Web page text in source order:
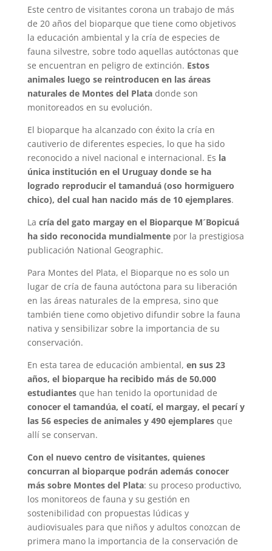
Este centro de visitantes corona un trabajo de más
de 20 años del bioparque que tiene como objetivos
la educación ambiental y la cría de especies de
fauna silvestre, sobre todo aquellas autóctonas que
se encuentran en peligro de extinción. Estos
animales luego se reintroducen en las áreas
naturales de Montes del Platadonde son
monitoreados en su evolución.
El bioparque ha alcanzado con éxito la cría en
cautiverio de diferentes especies, lo que ha sido
reconocido a nivel nacional e internacional. Es la
única institución en el Uruguay donde se ha
logrado reproducir el tamanduá (oso hormiguero
chico), del cual han nacido más de 10 ejemplares.
La cría del gato margay en el Bioparque M´Bopicuá
ha sido reconocida mundialmentepor la prestigiosa
publicación National Geographic.
Para Montes del Plata, el Bioparque no es solo un
lugar de cría de fauna autóctona para su liberación
en las áreas naturales de la empresa, sino que
también tiene como objetivo difundir sobre la fauna
nativa y sensibilizar sobre la importancia de su
conservación.
En esta tarea de educación ambiental, en sus 23
años, el bioparque ha recibido más de 50.000
estudiantesque han tenido la oportunidad de
conocer el tamandúa, el coatí, el margay, el pecarí y
las 56 especies de animales y 490 ejemplaresque
allí se conservan.
Con el nuevo centro de visitantes, quienes
concurran al bioparque podrán además conocer
más sobre Montes del Plata: su proceso productivo,
los monitoreos de fauna y su gestión en
sostenibilidad con propuestas lúdicas y
audiovisuales para que niños y adultos conozcan de
primera mano la importancia de la conservación de